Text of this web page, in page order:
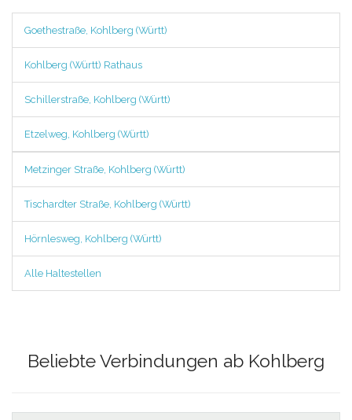
Goethestraße, Kohlberg (Württ)
Kohlberg (Württ) Rathaus
Schillerstraße, Kohlberg (Württ)
Etzelweg, Kohlberg (Württ)
Metzinger Straße, Kohlberg (Württ)
Tischardter Straße, Kohlberg (Württ)
Hörnlesweg, Kohlberg (Württ)
Alle Haltestellen
Beliebte Verbindungen ab Kohlberg